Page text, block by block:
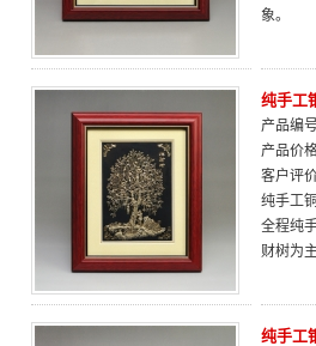
象。
纯手工
产品编
产品价
客户评
纯手工
全程纯
财树为
纯手工